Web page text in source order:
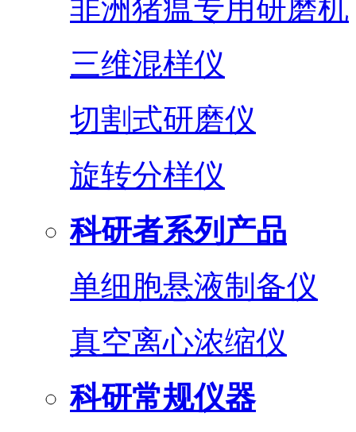
非洲猪瘟专用研磨机
三维混样仪
切割式研磨仪
旋转分样仪
科研者系列产品
单细胞悬液制备仪
真空离心浓缩仪
科研常规仪器